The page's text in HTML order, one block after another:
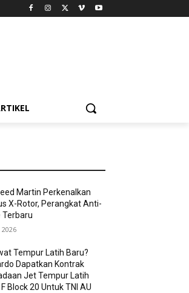
Martin Perkenalkan
X-Rotor, Perangkat Anti-
Terbaru
2026
Tempur Latih Baru?
Dapatkan Kontrak
Jet Tempur Latih
Block 20 Untuk TNI AU